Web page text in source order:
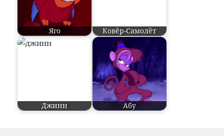
Яго Ковёр-Самолёт
Джинн Абу